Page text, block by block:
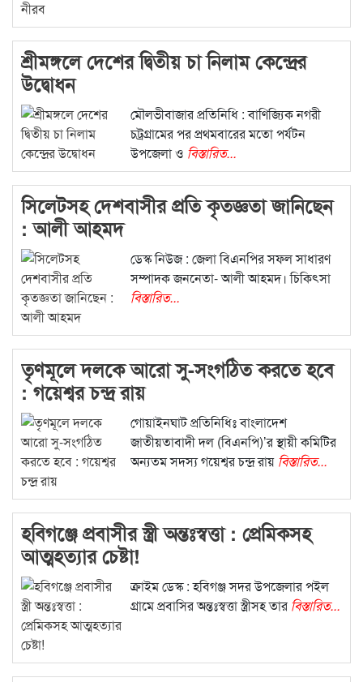
শ্রীমঙ্গলে দেশের দ্বিতীয় চা নিলাম কেন্দ্রের
উদ্বোধন
মৌলভীবাজার প্রতিনিধি : বাণিজ্যিক নগরী
চট্রগ্রামের পর প্রথমবারের মতো পর্যটন
উপজেলা ও বিস্তারিত...
সিলেটসহ দেশবাসীর প্রতি কৃতজ্ঞতা জানিছেন
: আলী আহমদ
ডেস্ক নিউজ : জেলা বিএনপির সফল সাধারণ
সম্পাদক জননেতা- আলী আহমদ। চিকিৎসা
বিস্তারিত...
তৃণমূলে দলকে আরো সু-সংগঠিত করতে হবে
: গয়েশ্বর চন্দ্র রায়
গোয়াইনঘাট প্রতিনিধিঃ বাংলাদেশ
জাতীয়তাবাদী দল (বিএনপি)’র স্থায়ী কমিটির
অন্যতম সদস্য গয়েশ্বর চন্দ্র রায় বিস্তারিত...
হবিগঞ্জে প্রবাসীর স্ত্রী অন্তঃস্বত্তা : প্রেমিকসহ
আত্মহত্যার চেষ্টা!
ক্রাইম ডেস্ক : হবিগঞ্জ সদর উপজেলার পইল
গ্রামে প্রবাসির অন্তঃস্বত্তা স্ত্রীসহ তার বিস্তারিত...